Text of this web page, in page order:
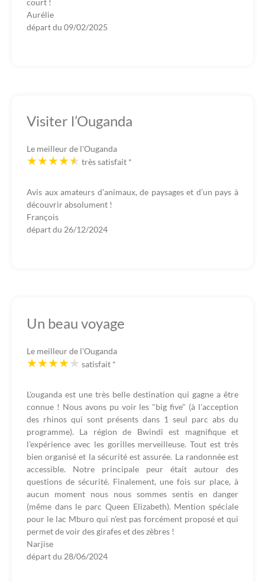
court !
Aurélie
départ du 09/02/2025
Visiter l’Ouganda
Le meilleur de l'Ouganda
très satisfait *
Avis aux amateurs d’animaux, de paysages et d’un pays à
découvrir absolument !
François
départ du 26/12/2024
Un beau voyage
Le meilleur de l'Ouganda
satisfait *
L'ouganda est une très belle destination qui gagne a être
connue ! Nous avons pu voir les "big five" (à l'acception
des rhinos qui sont présents dans 1 seul parc abs du
programme). La région de Bwindi est magnifique et
l'expérience avec les gorilles merveilleuse. Tout est très
bien organisé et la sécurité est assurée. La randonnée est
accessible. Notre principale peur était autour des
questions de sécurité. Finalement, une fois sur place, à
aucun moment nous nous sommes sentis en danger
(même dans le parc Queen Elizabeth). Mention spéciale
pour le lac Mburo qui n'est pas forcément proposé et qui
permet de voir des girafes et des zèbres !
Narjise
départ du 28/06/2024